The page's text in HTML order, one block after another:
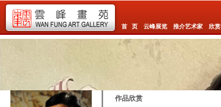
首 页 云峰展览 推介艺术家 欣
作品欣赏